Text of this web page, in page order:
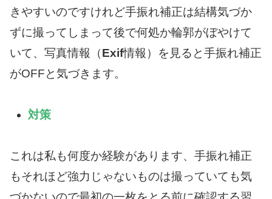
きやすいのですけれど手振れ補正は結構気づか
ずに撮ってしまって後で何処か輪郭がぼやけて
いて、写真情報（Exif情報）を見ると手振れ補正
がOFFと気づきます。
対策
これは私も何度か経験があります、手振れ補正
もそれほど強力じゃないものは撮っていても気